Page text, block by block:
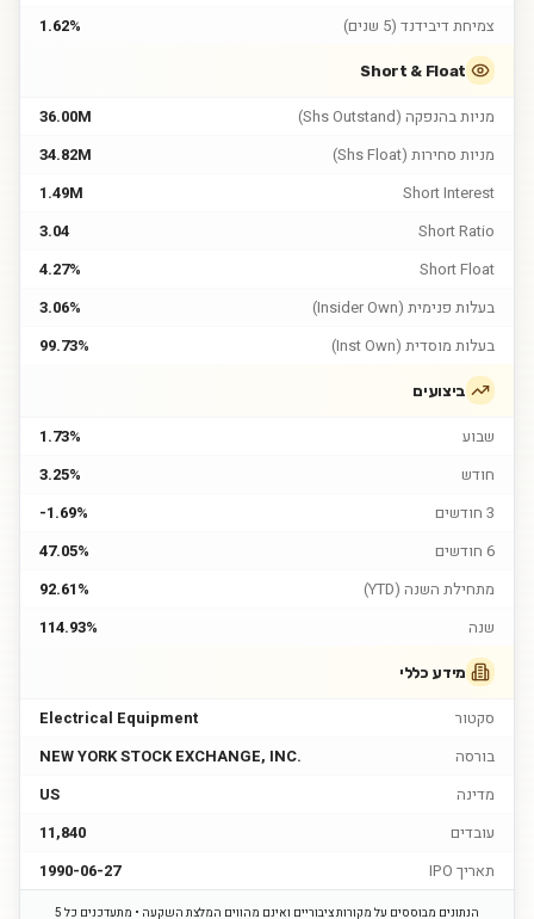
צמיחת דיבידנד (5 שנים)
1.62%
Short & Float
מניות בהנפקה (Shs Outstand)
36.00M
מניות סחירות (Shs Float)
34.82M
Short Interest
1.49M
Short Ratio
3.04
Short Float
4.27%
בעלות פנימית (Insider Own)
3.06%
בעלות מוסדית (Inst Own)
99.73%
ביצועים
שבוע
1.73%
חודש
3.25%
3 חודשים
-1.69%
6 חודשים
47.05%
מתחילת השנה (YTD)
92.61%
שנה
114.93%
מידע כללי
סקטור
Electrical Equipment
בורסה
NEW YORK STOCK EXCHANGE, INC.
מדינה
US
עובדים
11,840
תאריך IPO
1990-06-27
הנתונים מבוססים על מקורות ציבוריים ואינם מהווים המלצת השקעה • מתעדכנים כל 5